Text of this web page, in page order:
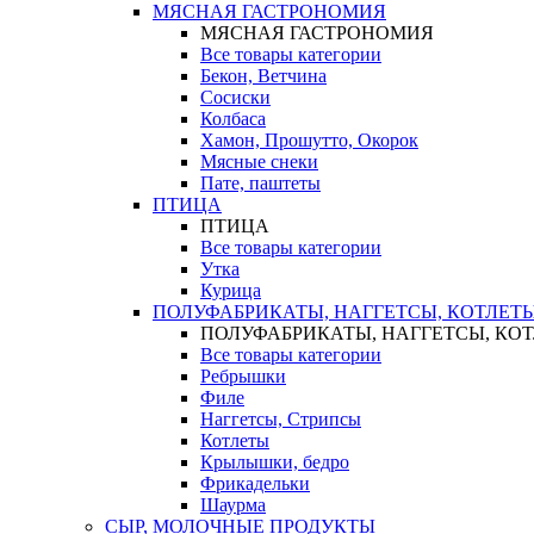
МЯСНАЯ ГАСТРОНОМИЯ
МЯСНАЯ ГАСТРОНОМИЯ
Все товары категории
Бекон, Ветчина
Сосиски
Колбаса
Хамон, Прошутто, Окорок
Мясные снеки
Пате, паштеты
ПТИЦА
ПТИЦА
Все товары категории
Утка
Курица
ПОЛУФАБРИКАТЫ, НАГГЕТСЫ,
ПОЛУФАБРИКАТЫ, НАГГЕТСЫ,
Все товары категории
Ребрышки
Филе
Наггетсы, Стрипсы
Котлеты
Крылышки, бедро
Фрикадельки
Шаурма
СЫР, МОЛОЧНЫЕ ПРОДУКТЫ